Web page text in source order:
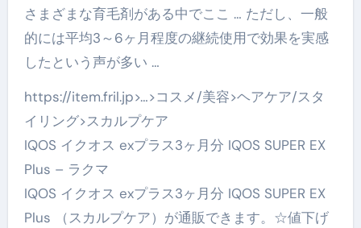
さまざまな育毛剤がある中でここ … ただし、一般
的には平均3～6ヶ月程度の継続使用で効果を実感
したという声が多い …
https://item.fril.jp>…>コスメ/美容>ヘアケア/スタ
イリング>スカルプケア
IQOS イクオス exプラス3ヶ月分 IQOS SUPER EX
Plus – ラクマ
IQOS イクオス exプラス3ヶ月分 IQOS SUPER EX
Plus （スカルプケア）が通販できます。☆値下げ